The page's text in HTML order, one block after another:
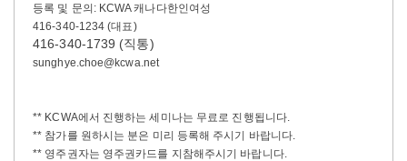
등록 및 문의: KCWA 캐나다한인여성
416-340-1234 (대표)
416-340-1739 (직통)
sunghye.choe@kcwa.net
** KCWA에서 진행하는 세미나는 무료로 진행됩니다.
** 참가를 원하시는 분은 미리 등록해 주시기 바랍니다.
** 영주권자는 영주권카드를 지참해주시기 바랍니다.